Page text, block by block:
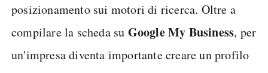
posizionamento sui motori di ricerca. Oltre a
compilare la scheda su Google My Business, per
un'impresa diventa importante creare un profilo